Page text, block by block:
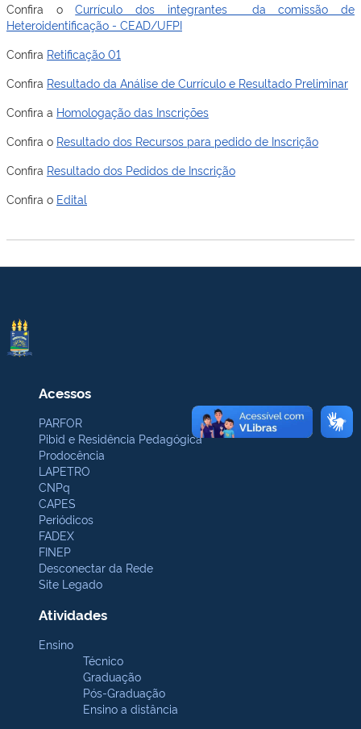
Confira oCurrículo dos integrantes da comissão de
Heteroidentificação - CEAD/UFPI
Confira Retificação 01
Confira Resultado da Análise de Currículo e Resultado Preliminar
Confira a Homologação das Inscrições
Confira o Resultado dos Recursos para pedido de Inscrição
Confira Resultado dos Pedidos de Inscrição
Confira o Edital
Acessos
PARFOR
Pibid e Residência Pedagógica
Prodocência
LAPETRO
CNPq
CAPES
Periódicos
FADEX
FINEP
Desconectar da Rede
Site Legado
Atividades
Ensino
Técnico
Graduação
Pós-Graduação
Ensino a distância